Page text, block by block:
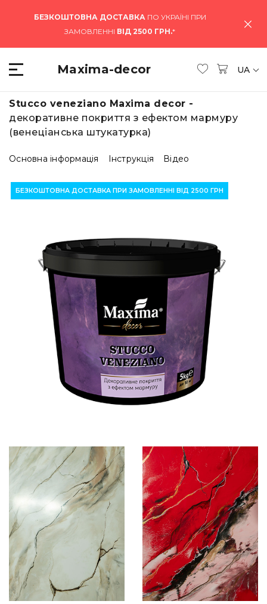
БЕЗКОШТОВНА ДОСТАВКАПО УКРАЇНІ ПРИ
ЗАМОВЛЕННІ ВІД 2500 ГРН.*
Maxima-decor UA
Stucco veneziano Maxima decor -
декоративне покриття з ефектом мармуру
(венеціанська штукатурка)
Основна інформація Інструкція Відео
БЕЗКОШТОВНА ДОСТАВКА ПРИ ЗАМОВЛЕННІ ВІД 2500 ГРН